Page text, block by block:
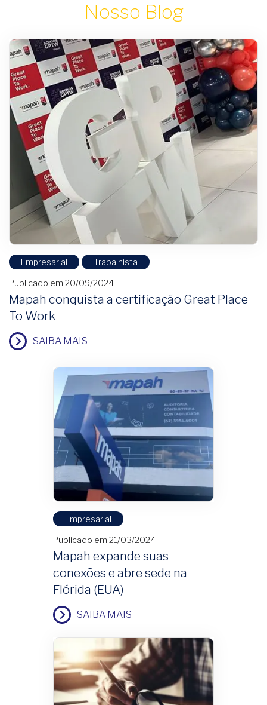
Nosso Blog
Empresarial Trabalhista
Publicado em 20/09/2024
Mapah conquista a certificação Great Place
To Work
SAIBA MAIS
Empresarial
Publicado em 21/03/2024
Mapah expande suas
conexões e abre sede na
Flórida (EUA)
SAIBA MAIS